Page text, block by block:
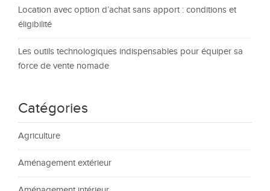
Location avec option d’achat sans apport : conditions et
éligibilité
Les outils technologiques indispensables pour équiper sa
force de vente nomade
Catégories
Agriculture
Aménagement extérieur